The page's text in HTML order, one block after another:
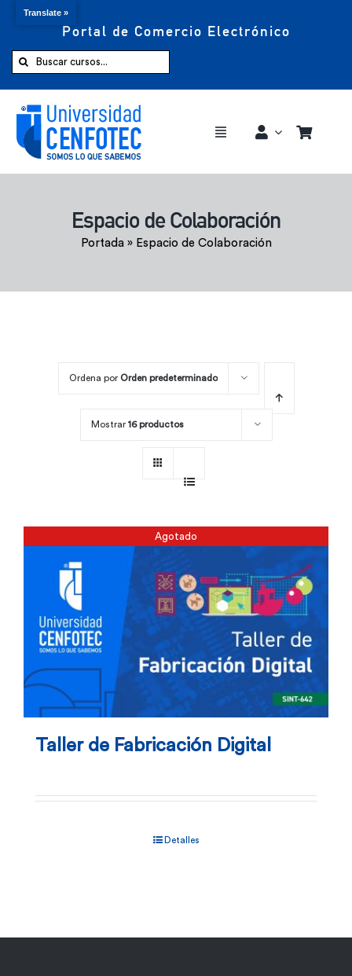
Portal de Comercio Electrónico
Buscar:
Toggle
Comprar ahora
Espacio de Colaboración
Portada» Espacio de Colaboración
Ordena por Orden predeterminado
Mostrar 16 productos
Agotado
Taller de Fabricación Digital
Detalles
Translate »